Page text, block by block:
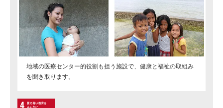
地域の医療センター的役割も担う施設で、健康と福祉の取組み
を聞き取ります。